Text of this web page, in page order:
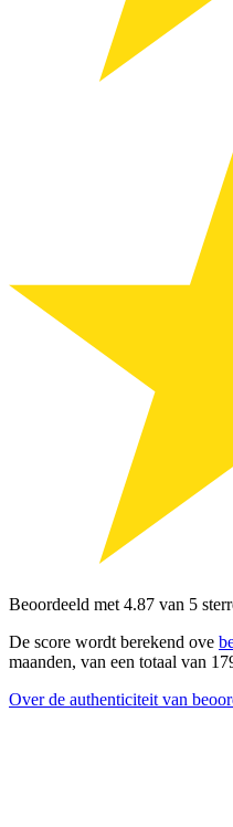
Beoordeeld met 4.87 van 5
De score wordt berekend ove
maanden, van een totaal van
Over de authenticiteit van